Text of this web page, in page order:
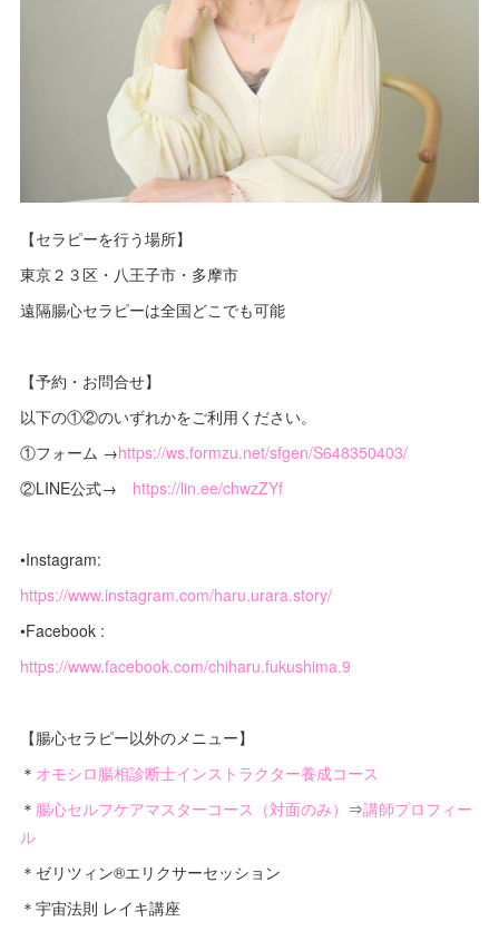
【セラピーを行う場所】
東京２３区・八王子市・多摩市
遠隔腸心セラピーは全国どこでも可能
【予約・お問合せ】
以下の①②のいずれかをご利用ください。
①フォーム →https://ws.formzu.net/sfgen/S648350403/
②LINE公式→ https://lin.ee/chwzZYf
•Instagram:
https://www.instagram.com/haru.urara.story/
•Facebook :
https://www.facebook.com/chiharu.fukushima.9
【腸心セラピー以外のメニュー】
＊ オモシロ腸相診断士インストラクター養成コース
＊ 腸心セルフケアマスターコース（対面のみ） ⇒講師プロフィー
ル
＊ゼリツィン®︎エリクサーセッション
＊宇宙法則 レイキ講座